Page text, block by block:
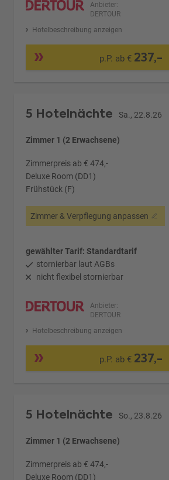
Anbieter:
DERTOUR
Hotelbeschreibung anzeigen
p.P. ab € 237,-
5 Hotelnächte Sa., 22.8.26
Zimmer 1 (2 Erwachsene)
Zimmerpreis ab € 474,-
Deluxe Room (DD1)
Frühstück (F)
Zimmer & Verpflegung anpassen
gewählter Tarif: Standardtarif
stornierbar laut AGBs
nicht flexibel stornierbar
Anbieter:
DERTOUR
Hotelbeschreibung anzeigen
p.P. ab € 237,-
5 Hotelnächte So., 23.8.26
Zimmer 1 (2 Erwachsene)
Zimmerpreis ab € 474,-
Deluxe Room (DD1)